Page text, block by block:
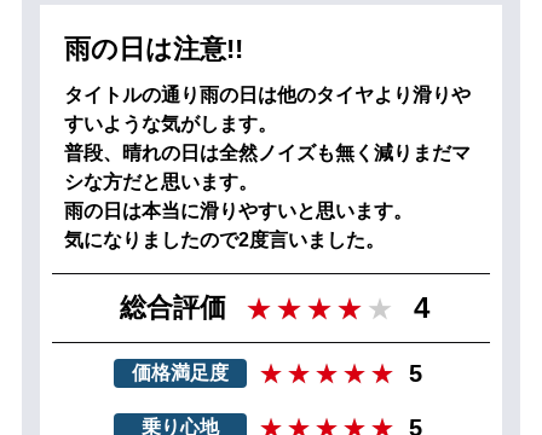
雨の日は注意!!
タイトルの通り雨の日は他のタイヤより滑りや
すいような気がします。
普段、晴れの日は全然ノイズも無く減りまだマ
シな方だと思います。
雨の日は本当に滑りやすいと思います。
気になりましたので2度言いました。
総合評価 4
価格満足度 5
乗り心地 5